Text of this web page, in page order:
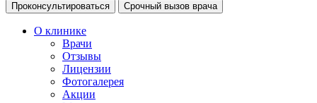
Проконсультироваться Срочный вызов врача
О клинике
Врачи
Отзывы
Лицензии
Фотогалерея
Акции